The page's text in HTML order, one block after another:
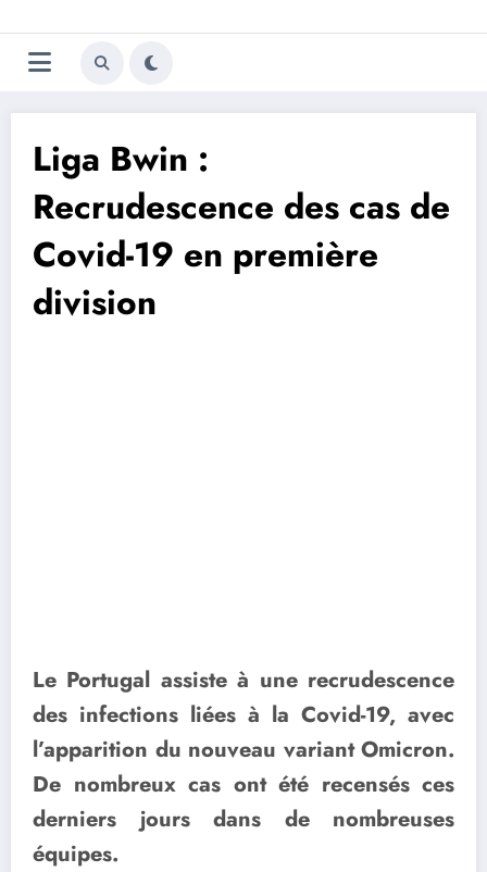
au
contenu
Trivela
L'actualité du football
Liga Bwin :
Recrudescence des cas de
Covid-19 en première
division
Le Portugal assiste à une recrudescence
des infections liées à la Covid-19, avec
l’apparition du nouveau variant Omicron.
De nombreux cas ont été recensés ces
derniers jours dans de nombreuses
équipes.